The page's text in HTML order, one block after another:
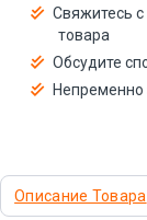
Свяжитесь с
товара
Обсудите
Непременно
Описание Товара